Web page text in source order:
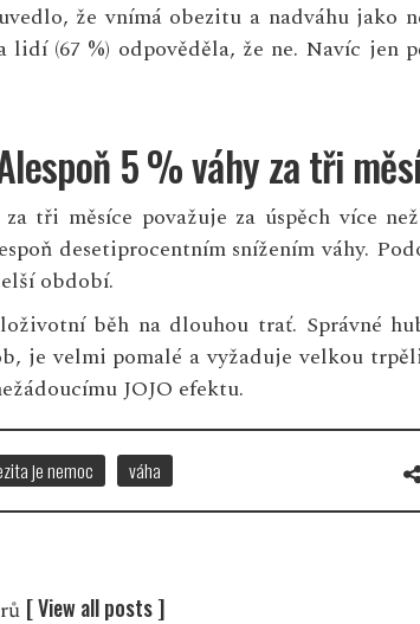
že vnímá obezitu a nadváhu jako
lidí (67 %) odpověděla, že ne. Navíc jen
5 % váhy za tři
tři měsíce považuje za úspěch více
desetiprocentním snížením váhy.
období.
běh na dlouhou trať. Správné
je velmi pomalé a vyžaduje velkou
JOJO efektu.
je nemoc váha
[ View all posts ]